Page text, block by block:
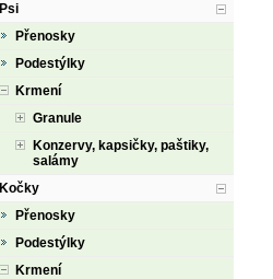
Psi
Přenosky
Podestýlky
Krmení
Granule
Konzervy, kapsičky, paštiky,
salámy
Kočky
Přenosky
Podestýlky
Krmení